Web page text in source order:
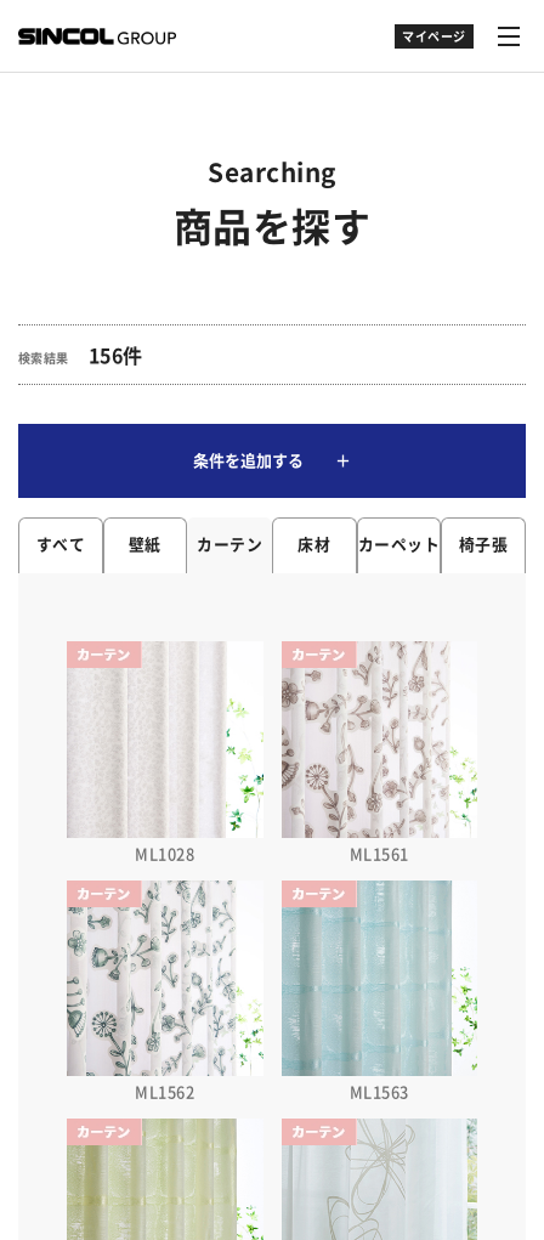
マイページ
Searching
商品を探す
検索結果 156件
条件を追加する ＋
すべて 壁紙 カーテン 床材 カーペット 椅子張
ML1028 ML1561
ML1562 ML1563